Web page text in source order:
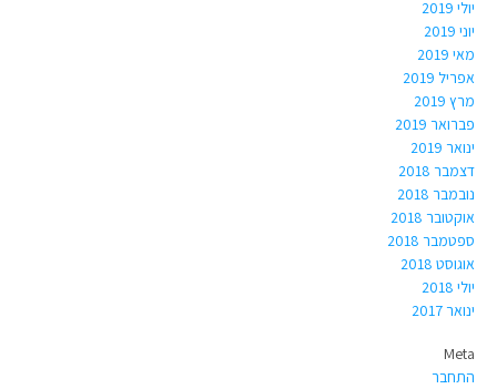
יולי 2019
יוני 2019
מאי 2019
אפריל 2019
מרץ 2019
פברואר 2019
ינואר 2019
דצמבר 2018
נובמבר 2018
אוקטובר 2018
ספטמבר 2018
אוגוסט 2018
יולי 2018
ינואר 2017
Meta
התחבר